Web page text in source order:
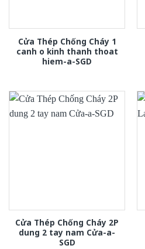
Cửa Thép Chống Cháy 1
canh o kinh thanh thoat
hiem-a-SGD
Cửa Thép Chống Cháy 2P
dung 2 tay nam Cửa-a-
SGD